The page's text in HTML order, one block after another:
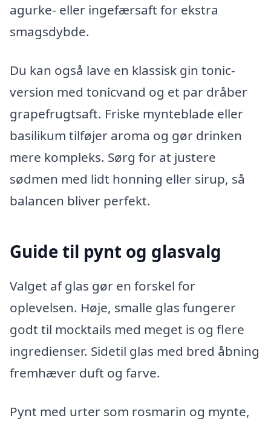
agurke- eller ingefærsaft for ekstra
smagsdybde.
Du kan også lave en klassisk gin tonic-
version med tonicvand og et par dråber
grapefrugtsaft. Friske mynteblade eller
basilikum tilføjer aroma og gør drinken
mere kompleks. Sørg for at justere
sødmen med lidt honning eller sirup, så
balancen bliver perfekt.
Guide til pynt og glasvalg
Valget af glas gør en forskel for
oplevelsen. Høje, smalle glas fungerer
godt til mocktails med meget is og flere
ingredienser. Sidetil glas med bred åbning
fremhæver duft og farve.
Pynt med urter som rosmarin og mynte,